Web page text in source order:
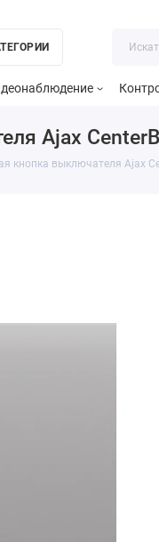
Ajax
кнопка выключателя Ajax